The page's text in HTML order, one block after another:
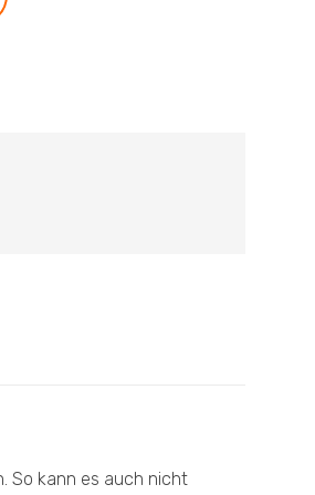
So kann es auch nicht